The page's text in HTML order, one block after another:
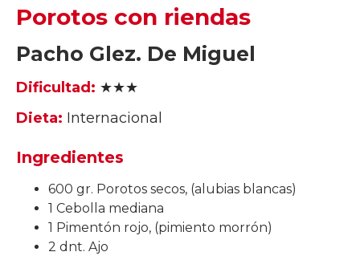
Porotos con riendas
Pacho Glez. De Miguel
Dificultad: ★★★
Dieta: Internacional
Ingredientes
600 gr. Porotos secos, (alubias blancas)
1 Cebolla mediana
1 Pimentón rojo, (pimiento morrón)
2 dnt. Ajo